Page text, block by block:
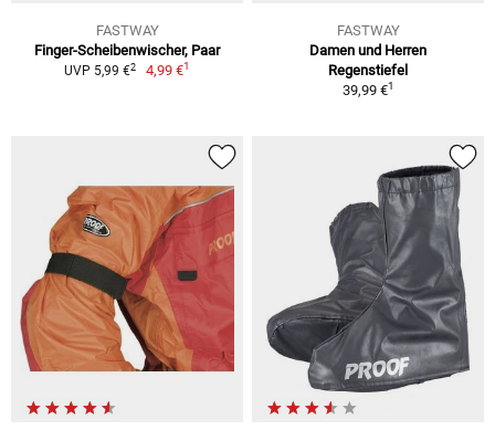
FASTWAY
Finger-Scheibenwischer, Paar
UVP 5,99 €2 4,99 €1
FASTWAY
Damen und Herren
Regenstiefel
39,99 €1